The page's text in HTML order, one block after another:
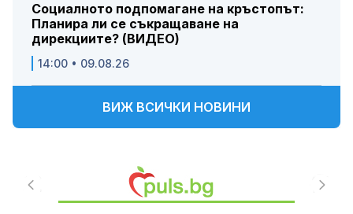
Социалното подпомагане на кръстопът:
Планира ли се съкращаване на
дирекциите? (ВИДЕО)
14:00 • 09.08.26
ВИЖ ВСИЧКИ НОВИНИ